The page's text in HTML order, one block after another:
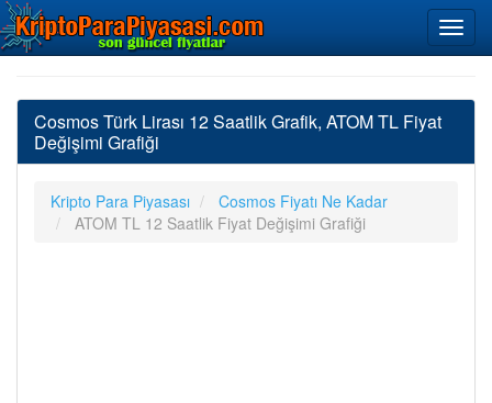
Cosmos Türk Lirası 12 Saatlik Grafik, ATOM TL Fiyat
Değişimi Grafiği
Kripto Para Piyasası
Cosmos Fiyatı Ne Kadar
ATOM TL 12 Saatlik Fiyat Değişimi Grafiği